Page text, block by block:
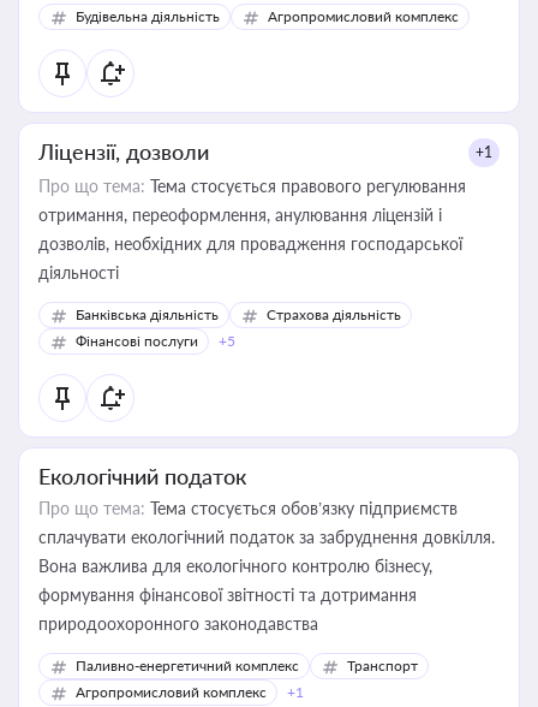
Будівельна діяльність Агропромисловий комплекс
Ліцензії, дозволи +1
Про що тема: Тема стосується правового регулювання
отримання, переоформлення, анулювання ліцензій і
дозволів, необхідних для провадження господарської
діяльності
Банківська діяльність
Страхова діяльність
Фінансові послуги
+5
Екологічний податок
Про що тема: Тема стосується обов’язку підприємств
сплачувати екологічний податок за забруднення довкілля.
Вона важлива для екологічного контролю бізнесу,
формування фінансової звітності та дотримання
природоохоронного законодавства
Паливно-енергетичний комплекс
Транспорт
Агропромисловий комплекс
+1